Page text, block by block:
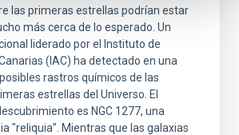
las primeras estrellas podrían estar
más cerca de lo esperado. Un
liderado por el Instituto de
(IAC) ha detectado en una
rastros químicos de las
estrellas del Universo. El
es NGC 1277, una
"reliquia". Mientras que las galaxias